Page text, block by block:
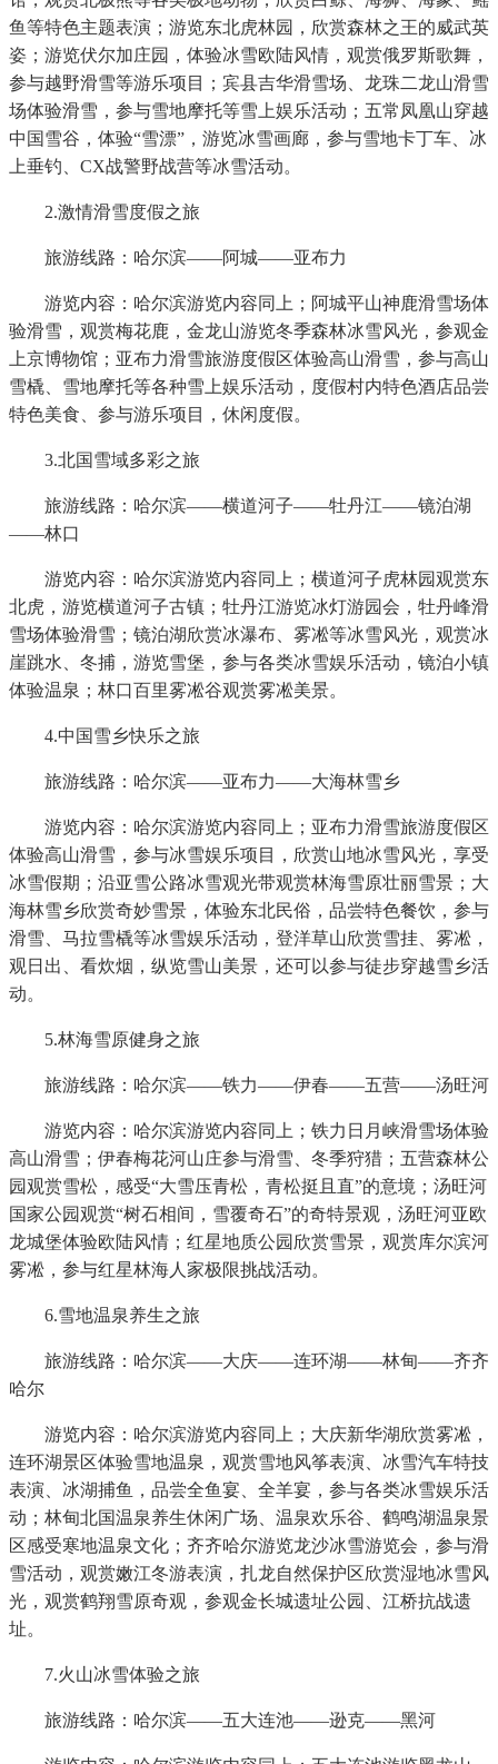
鱼等特色主题表演；游览东北虎林园，欣赏森林之王的威武英
姿；游览伏尔加庄园，体验冰雪欧陆风情，观赏俄罗斯歌舞，
参与越野滑雪等游乐项目；宾县吉华滑雪场、龙珠二龙山滑雪
场体验滑雪，参与雪地摩托等雪上娱乐活动；五常凤凰山穿越
中国雪谷，体验“雪漂”，游览冰雪画廊，参与雪地卡丁车、冰
上垂钓、CX战警野战营等冰雪活动。
2.激情滑雪度假之旅
旅游线路：哈尔滨——阿城——亚布力
游览内容：哈尔滨游览内容同上；阿城平山神鹿滑雪场体
验滑雪，观赏梅花鹿，金龙山游览冬季森林冰雪风光，参观金
上京博物馆；亚布力滑雪旅游度假区体验高山滑雪，参与高山
雪橇、雪地摩托等各种雪上娱乐活动，度假村内特色酒店品尝
特色美食、参与游乐项目，休闲度假。
3.北国雪域多彩之旅
旅游线路：哈尔滨——横道河子——牡丹江——镜泊湖
——林口
游览内容：哈尔滨游览内容同上；横道河子虎林园观赏东
北虎，游览横道河子古镇；牡丹江游览冰灯游园会，牡丹峰滑
雪场体验滑雪；镜泊湖欣赏冰瀑布、雾凇等冰雪风光，观赏冰
崖跳水、冬捕，游览雪堡，参与各类冰雪娱乐活动，镜泊小镇
体验温泉；林口百里雾凇谷观赏雾凇美景。
4.中国雪乡快乐之旅
旅游线路：哈尔滨——亚布力——大海林雪乡
游览内容：哈尔滨游览内容同上；亚布力滑雪旅游度假区
体验高山滑雪，参与冰雪娱乐项目，欣赏山地冰雪风光，享受
冰雪假期；沿亚雪公路冰雪观光带观赏林海雪原壮丽雪景；大
海林雪乡欣赏奇妙雪景，体验东北民俗，品尝特色餐饮，参与
滑雪、马拉雪橇等冰雪娱乐活动，登洋草山欣赏雪挂、雾凇，
观日出、看炊烟，纵览雪山美景，还可以参与徒步穿越雪乡活
动。
5.林海雪原健身之旅
旅游线路：哈尔滨——铁力——伊春——五营——汤旺河
游览内容：哈尔滨游览内容同上；铁力日月峡滑雪场体验
高山滑雪；伊春梅花河山庄参与滑雪、冬季狩猎；五营森林公
园观赏雪松，感受“大雪压青松，青松挺且直”的意境；汤旺河
国家公园观赏“树石相间，雪覆奇石”的奇特景观，汤旺河亚欧
龙城堡体验欧陆风情；红星地质公园欣赏雪景，观赏库尔滨河
雾凇，参与红星林海人家极限挑战活动。
6.雪地温泉养生之旅
旅游线路：哈尔滨——大庆——连环湖——林甸——齐齐
哈尔
游览内容：哈尔滨游览内容同上；大庆新华湖欣赏雾凇，
连环湖景区体验雪地温泉，观赏雪地风筝表演、冰雪汽车特技
表演、冰湖捕鱼，品尝全鱼宴、全羊宴，参与各类冰雪娱乐活
动；林甸北国温泉养生休闲广场、温泉欢乐谷、鹤鸣湖温泉景
区感受寒地温泉文化；齐齐哈尔游览龙沙冰雪游览会，参与滑
雪活动，观赏嫩江冬游表演，扎龙自然保护区欣赏湿地冰雪风
光，观赏鹤翔雪原奇观，参观金长城遗址公园、江桥抗战遗
址。
7.火山冰雪体验之旅
旅游线路：哈尔滨——五大连池——逊克——黑河